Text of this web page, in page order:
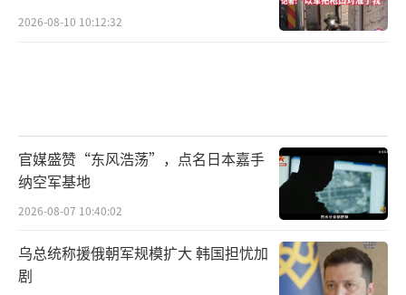
2026-08-10 10:12:32
官媒盛赞“东风浩荡”，点名日本嘉手
纳空军基地
2026-08-07 10:40:02
乌总统称援俄朝军规模扩大 韩国担忧加
剧